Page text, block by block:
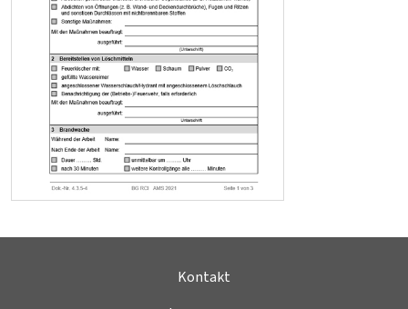
Kontakt